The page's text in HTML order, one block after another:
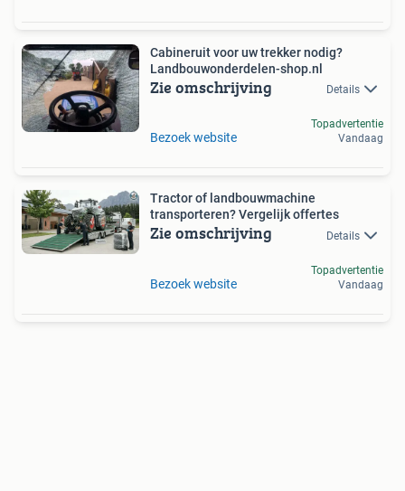
Cabineruit voor uw trekker nodig?
Landbouwonderdelen-shop.nl
Zie omschrijving Details
Bezoek website
Topadvertentie
Vandaag
Tractor of landbouwmachine
transporteren? Vergelijk offertes
Zie omschrijving Details
Bezoek website
Topadvertentie
Vandaag